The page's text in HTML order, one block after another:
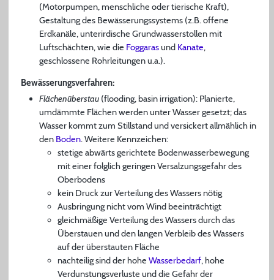
(Motorpumpen, menschliche oder tierische Kraft),
Gestaltung des Bewässerungssystems (z.B. offene
Erdkanäle, unterirdische Grundwasserstollen mit
Luftschächten, wie die Foggarasund Kanate,
geschlossene Rohrleitungen u.a.).
Bewässerungsverfahren:
Flächenüberstau (flooding, basin irrigation): Planierte,
umdämmte Flächen werden unter Wasser gesetzt; das
Wasser kommt zum Stillstand und versickert allmählich in
den Boden. Weitere Kennzeichen:
stetige abwärts gerichtete Bodenwasserbewegung
mit einer folglich geringen Versalzungsgefahr des
Oberbodens
kein Druck zur Verteilung des Wassers nötig
Ausbringung nicht vom Wind beeinträchtigt
gleichmäßige Verteilung des Wassers durch das
Überstauen und den langen Verbleib des Wassers
auf der überstauten Fläche
nachteilig sind der hohe Wasserbedarf, hohe
Verdunstungsverluste und die Gefahr der